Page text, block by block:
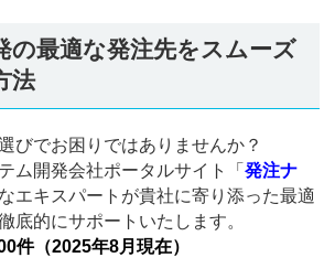
の最適な発注先をスムーズ
法
びでお困りではありませんか？
ム開発会社ポータルサイト「 発注ナ
エキスパートが貴社に寄り添った最適
底的にサポートいたします。
件（2025年8月現在）